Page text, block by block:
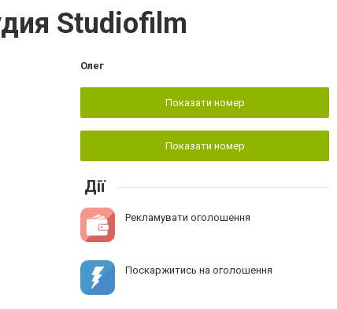
Studiofilm
Олег
Показати номер
Показати номер
Дії
Рекламувати оголошення
Поскаржитись на оголошення